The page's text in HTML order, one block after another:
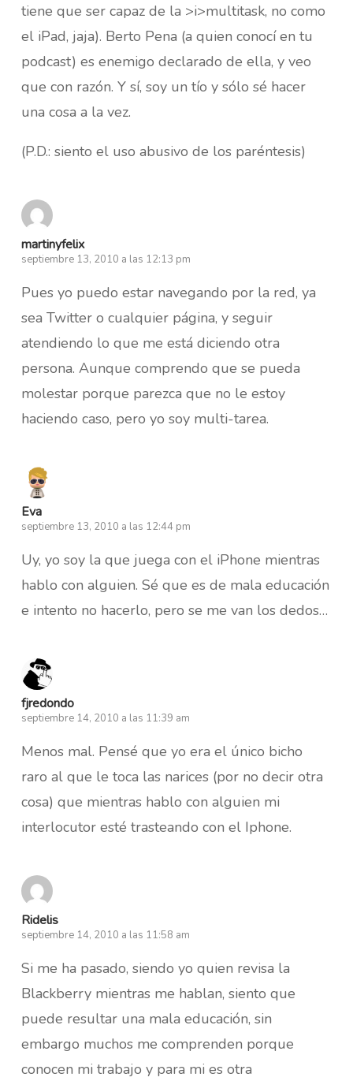
tiene que ser capaz de la >i>multitask, no como
el iPad, jaja). Berto Pena (a quien conocí en tu
podcast) es enemigo declarado de ella, y veo
que con razón. Y sí, soy un tío y sólo sé hacer
una cosa a la vez.
(P.D.: siento el uso abusivo de los paréntesis)
martinyfelix
septiembre 13, 2010 a las 12:13 pm
Pues yo puedo estar navegando por la red, ya
sea Twitter o cualquier página, y seguir
atendiendo lo que me está diciendo otra
persona. Aunque comprendo que se pueda
molestar porque parezca que no le estoy
haciendo caso, pero yo soy multi-tarea.
Eva
septiembre 13, 2010 a las 12:44 pm
Uy, yo soy la que juega con el iPhone mientras
hablo con alguien. Sé que es de mala educación
e intento no hacerlo, pero se me van los dedos…
fjredondo
septiembre 14, 2010 a las 11:39 am
Menos mal. Pensé que yo era el único bicho
raro al que le toca las narices (por no decir otra
cosa) que mientras hablo con alguien mi
interlocutor esté trasteando con el Iphone.
Ridelis
septiembre 14, 2010 a las 11:58 am
Si me ha pasado, siendo yo quien revisa la
Blackberry mientras me hablan, siento que
puede resultar una mala educación, sin
embargo muchos me comprenden porque
conocen mi trabajo y para mi es otra